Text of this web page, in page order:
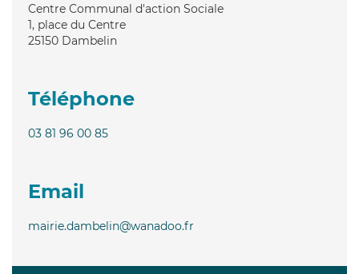
Centre Communal d'action Sociale
1, place du Centre
25150 Dambelin
Téléphone
03 81 96 00 85
Email
mairie.dambelin@wanadoo.fr